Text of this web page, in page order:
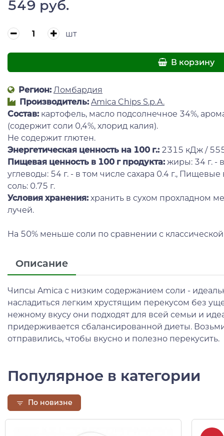
549 руб.
шт
В корзину
Регион: Ломбардия
Производитель: Amica Chips S.p.A.
Состав: картофель, масло подсолнечное 34%,
(содержит соли 0,4%, хлорид калия).
Не содержит глютен.
Энергетическая ценность на 100 г.: 2315 кДж /
Пищевая ценность в 100 г продукта: жиры: 34 г. -
углеводы: 54 г. - в том числе сахара 0.4 г., Пищевые
соль: 0.75 г.
Условия хранения: хранить в сухом прохладном
лучей.
На 50% меньше соли по сравнении с
Описание
Чипсы Amica с низким содержанием соли -
насладиться легким хрустящим перекусом без
нежному вкусу они подходят для всей семьи и
придерживается сбалансированной диеты.
отправились, чтобы вкусно и полезно перекусить.
Популярное в категории
По новизне